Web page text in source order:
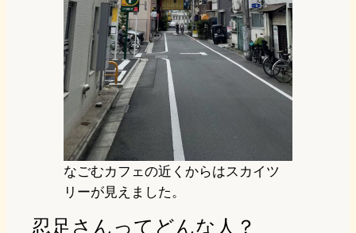
なごむカフェの近くからはスカイツ
リーが見えました。
忍足さんってどんな人？